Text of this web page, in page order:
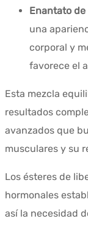
Enantato
una
corporal y
favorece el
Esta mezcla
resultados
avanzados que
musculares y su
Los ésteres de
hormonales
así la necesidad